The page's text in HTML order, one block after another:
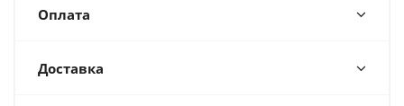
Оплата
Доставка